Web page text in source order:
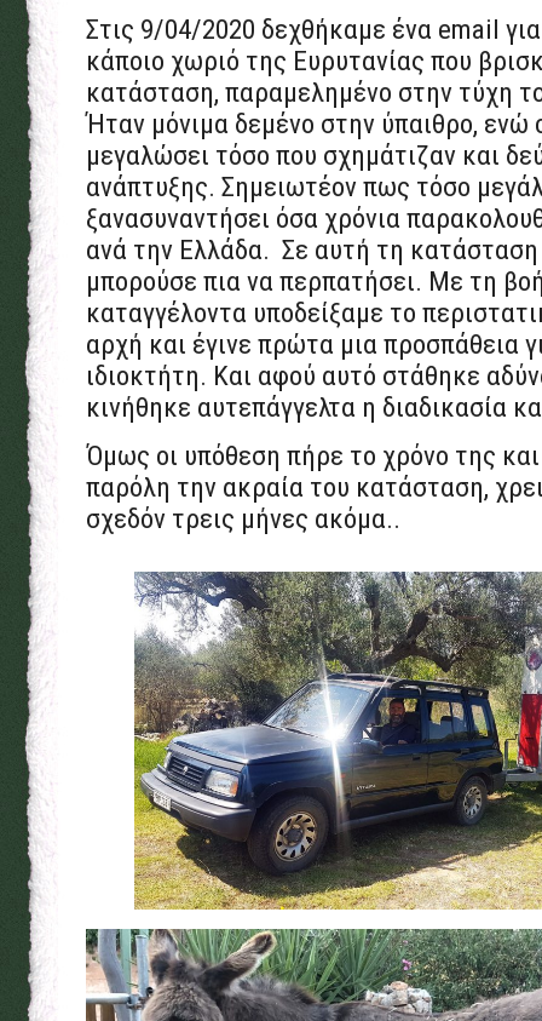
Στις 9/04/2020 δεχθήκαμε ένα email
κάποιο χωριό της Ευρυτανίας που
κατάσταση, παραμελημένο στην τύχη
Ήταν μόνιμα δεμένο στην ύπαιθρο, ενώ
μεγαλώσει τόσο που σχημάτιζαν και
ανάπτυξης. Σημειωτέον πως τόσο
ξανασυναντήσει όσα χρόνια
ανά την Ελλάδα. Σε αυτή τη κατάσταση
μπορούσε πια να περπατήσει. Με τη
καταγγέλοντα υποδείξαμε το
αρχή και έγινε πρώτα μια προσπάθεια
ιδιοκτήτη. Και αφού αυτό στάθηκε
κινήθηκε αυτεπάγγελτα η διαδικασία
Όμως οι υπόθεση πήρε το χρόνο της και
παρόλη την ακραία του κατάσταση,
σχεδόν τρεις μήνες ακόμα..